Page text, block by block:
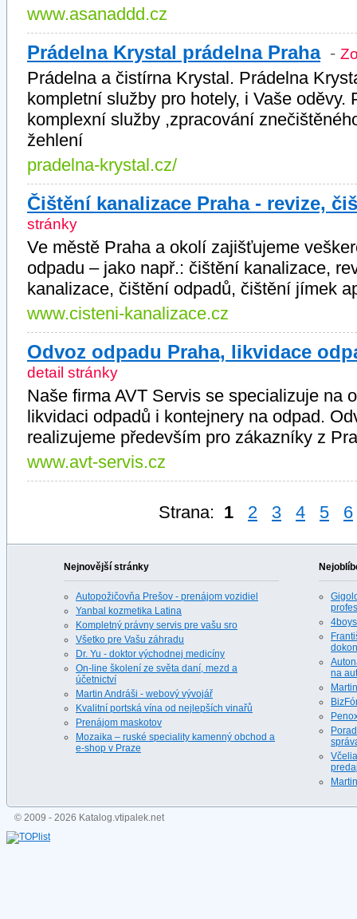
www.asanaddd.cz
Prádelna Krystal prádelna Praha -
Prádelna a čistírna Krystal. Prádelna
kompletní služby pro hotely, i Vaše oděvy.
komplexní služby ,zpracování
žehlení
pradelna-krystal.cz/
Čištění kanalizace Praha - revize,
stránky
Ve městě Praha a okolí zajišťujeme
odpadu – jako např.: čištění kanalizace,
kanalizace, čištění odpadů, čištění jímek
www.cisteni-kanalizace.cz
Odvoz odpadu Praha, likvidace
detail stránky
Naše firma AVT Servis se specializuje na
likvidaci odpadů i kontejnery na odpad.
realizujeme především pro zákazníky z
www.avt-servis.cz
Strana: 1 2 3 4 5 6
Nejnovější stránky
Autopožičovňa Prešov - prenájom vozidiel
Yanbal kozmetika Latina
Kompletný právny servis pre vašu sro
Všetko pre Vašu záhradu
Dr. Yu - doktor východnej medicíny
On-line školení ze světa daní, mezd a
účetnictví
Martin Andráši - webový vývojář
Kvalitní portská vína od nejlepších vinařů
Prenájom maskotov
Mozaika – ruské speciality kamenný obchod a
e-shop v Praze
na
© 2009 - 2026 Katalog.vtipalek.net